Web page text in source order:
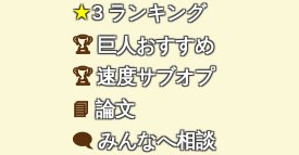
★3 ランキング
🏆巨人おすすめ
🏆速度サブオプ
📘論文
🗨️みんなへ相談